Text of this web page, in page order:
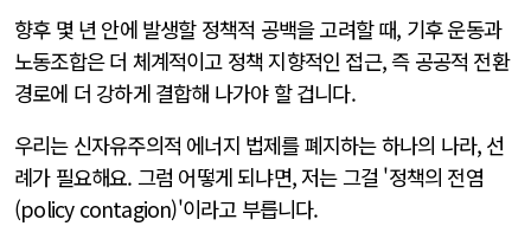
향후 몇 년 안에 발생할 정책적 공백을 고려할 때, 기후 운동과
노동조합은 더 체계적이고 정책 지향적인 접근, 즉 공공적 전환
경로에 더 강하게 결합해 나가야 할 겁니다.
우리는 신자유주의적 에너지 법제를 폐지하는 하나의 나라, 선
례가 필요해요. 그럼 어떻게 되냐면, 저는 그걸 '정책의 전염
(policy contagion)'이라고 부릅니다.